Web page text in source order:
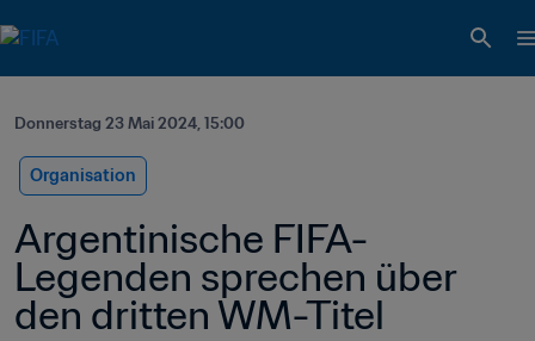
Donnerstag 23 Mai 2024, 15:00
Organisation
Argentinische FIFA-
Legenden sprechen über
den dritten WM-Titel